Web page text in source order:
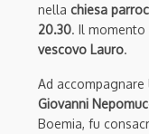
nella chiesa
20.30. Il momento
vescovo Lauro.
Ad
Giovanni
Boemia, fu